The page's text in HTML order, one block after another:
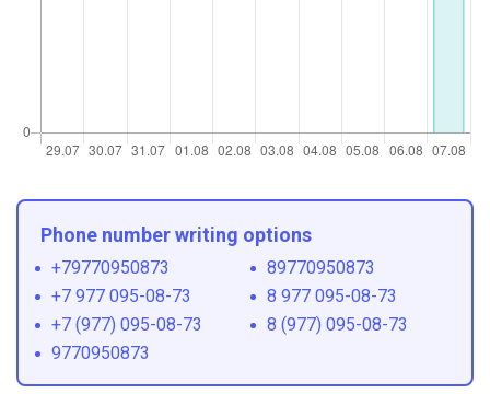
Phone number writing options
+79770950873
89770950873
+7 977 095-08-73
8 977 095-08-73
+7 (977) 095-08-73
8 (977) 095-08-73
9770950873